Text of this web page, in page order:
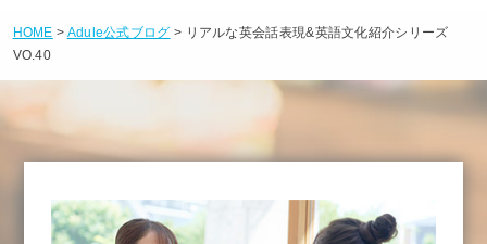
HOME > Adule公式ブログ > リアルな英会話表現&英語文化紹介シリーズ
VO.40